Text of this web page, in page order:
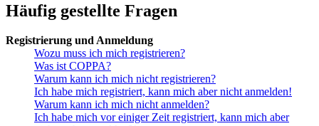
Häufig gestellte Fragen
Registrierung und Anmeldung
Wozu muss ich mich registrieren?
Was ist COPPA?
Warum kann ich mich nicht registrieren?
Ich habe mich registriert, kann mich aber nicht anmelden!
Warum kann ich mich nicht anmelden?
Ich habe mich vor einiger Zeit registriert, kann mich aber